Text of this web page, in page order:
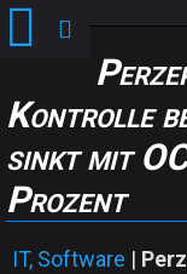
Kontrolle
sinkt mit
Prozent
IT, Software |